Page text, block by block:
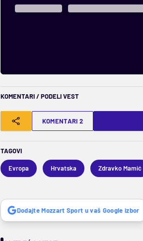
KOMENTARI / PODELI VEST
KOMENTARI 2
TAGOVI
Evropa Hrvatska Zdravko Mamić
Dodajte Mozzart Sport u vaš Google izbor